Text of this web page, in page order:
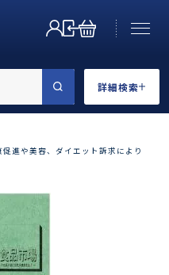
詳細検索
進や美容、ダイエット訴求により